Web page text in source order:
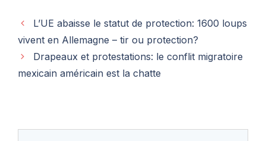
L’UE abaisse le statut de protection: 1600 loups
vivent en Allemagne – tir ou protection?
Drapeaux et protestations: le conflit migratoire
mexicain américain est la chatte